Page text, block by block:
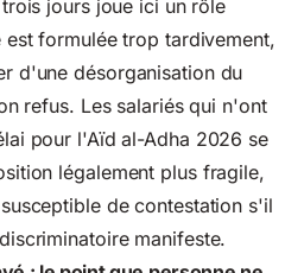
jours joue ici un rôle
formulée trop tardivement,
d'une désorganisation du
refus. Les salariés qui n'ont
pour l'Aïd al-Adha 2026 se
légalement plus fragile,
de contestation s'il
manifeste.